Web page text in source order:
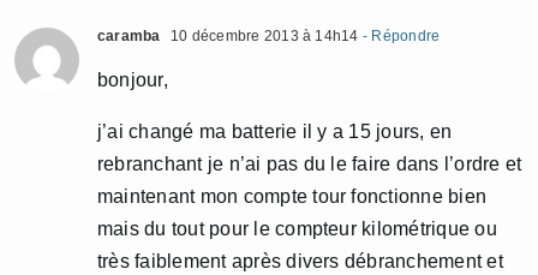
caramba 10 décembre 2013 à 14h14 - Répondre
bonjour,
j’ai changé ma batterie il y a 15 jours, en
rebranchant je n’ai pas du le faire dans l’ordre et
maintenant mon compte tour fonctionne bien
mais du tout pour le compteur kilométrique ou
très faiblement après divers débranchement et